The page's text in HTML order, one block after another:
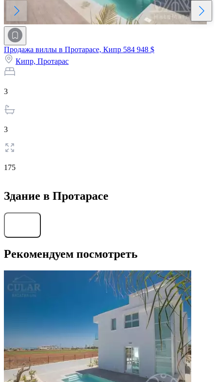
Продажа виллы в Протарасе, Кипр 584 948 $
Кипр, Протарас
3
3
175
Здание в Протарасе
Рекомендуем посмотреть